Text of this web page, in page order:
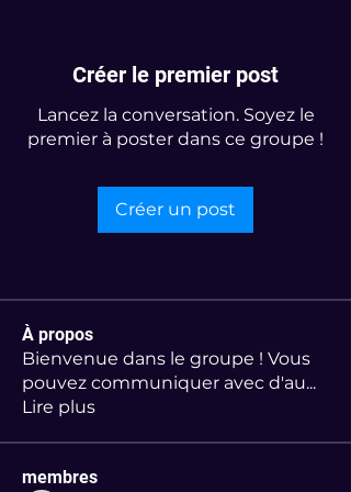
Créer le premier post
Lancez la conversation. Soyez le
premier à poster dans ce groupe !
Créer un post
À propos
Bienvenue dans le groupe ! Vous
pouvez communiquer avec d'au...
Lire plus
membres